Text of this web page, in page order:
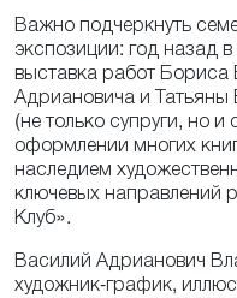
Важно подчеркнуть
экспозиции: год назад
выставка работ
Адриановича и
(не только супруги, но
оформлении многих
наследием
ключевых направлений
Клуб».
Василий Адрианович
художник-график,